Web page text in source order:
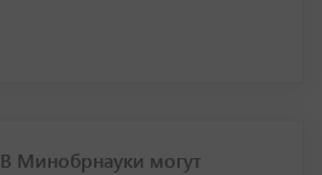
В Минобрнауки могут